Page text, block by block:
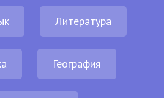
Литература
География